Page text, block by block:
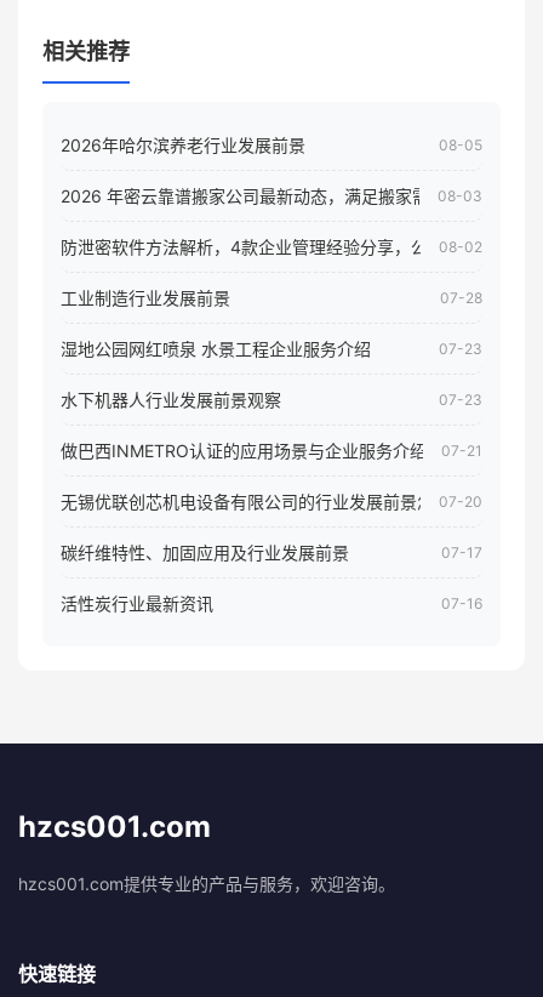
相关推荐
2026年哈尔滨养老行业发展前景 08-05
2026 年密云靠谱搬家公司最新动态，满足搬家需求！08-03
防泄密软件方法解析，4款企业管理经验分享，公司员工电脑核
08-02
工业制造行业发展前景 07-28
湿地公园网红喷泉 水景工程企业服务介绍 07-23
水下机器人行业发展前景观察 07-23
做巴西INMETRO认证的应用场景与企业服务介绍 07-21
无锡优联创芯机电设备有限公司的行业发展前景怎样07-20
碳纤维特性、加固应用及行业发展前景 07-17
活性炭行业最新资讯 07-16
hzcs001.com
hzcs001.com提供专业的产品与服务，欢迎咨询。
快速链接